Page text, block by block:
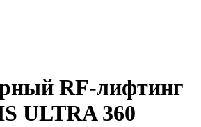
RF-лифтинг
ULTRA 360